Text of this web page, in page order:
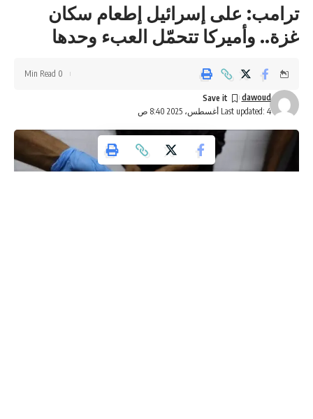
ترامب: على إسرائيل إطعام سكان
غزة.. وأميركا تتحمّل العبء وحدها
Last updated: 4 أغسطس، 2025 8:40 ص
dawoud
0 Min Read